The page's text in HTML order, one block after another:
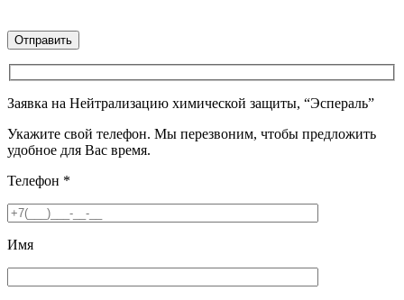
Заявка на Нейтрализацию химической защиты, “Эспераль”
Укажите свой телефон. Мы перезвоним, чтобы предложить
удобное для Вас время.
Телефон *
Имя